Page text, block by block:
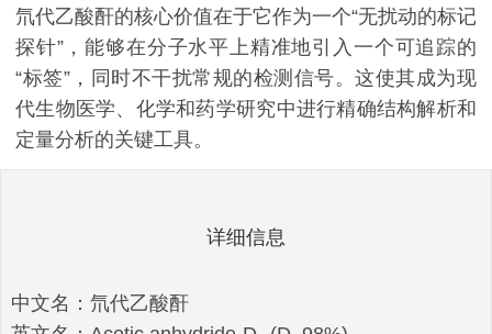
氘代乙酸酐的核心价值在于它作为一个“无扰动的标记
探针”，能够在分子水平上精准地引入一个可追踪的
“标签”，同时不干扰常规的检测信号。这使其成为现
代生物医学、化学和药学研究中进行精确结构解析和
定量分析的关键工具。
详细信息
中文名：氘代乙酸酐